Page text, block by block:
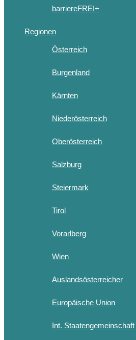
barriereFREI+
Regionen
Österreich
Burgenland
Kärnten
Niederösterreich
Oberösterreich
Salzburg
Steiermark
Tirol
Vorarlberg
Wien
Auslandsösterreicher
Europäische Union
Int. Staatengemeinschaft